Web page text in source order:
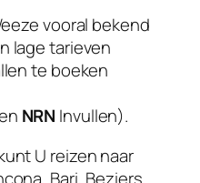
vooral bekend
lage tarieven
te boeken
NRN Invullen).
U reizen naar
Bari, Beziers,